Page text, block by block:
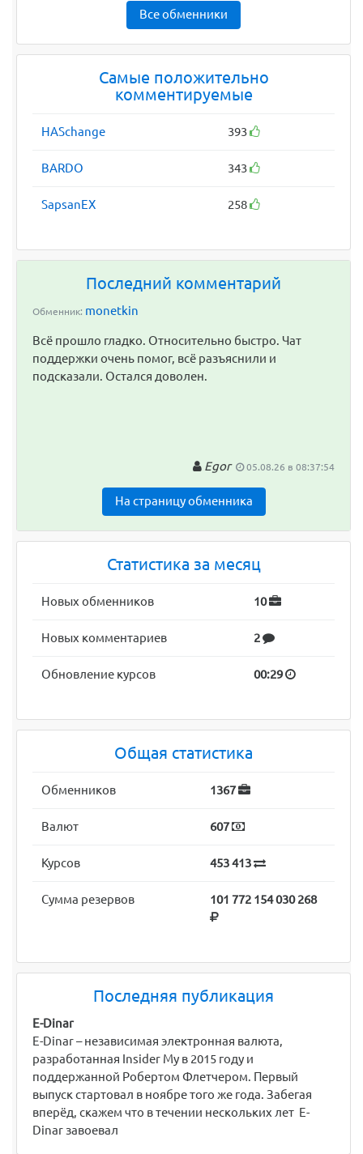
Все обменники
Самые положительно
комментируемые
HASchange 393
BARDO 343
SapsanEX 258
Последний комментарий
Обменник: monetkin
Всё прошло гладко. Относительно быстро. Чат
поддержки очень помог, всё разъяснили и
подсказали. Остался доволен.
Egor 05.08.26 в 08:37:54
На страницу обменника
Статистика за месяц
Новых обменников 10
Новых комментариев 2
Обновление курсов 00:29
Общая статистика
Обменников 1367
Валют 607
Курсов 453 413
Сумма резервов 101 772 154 030 268
Последняя публикация
E-Dinar
E-Dinar – независимая электронная валюта,
разработанная Insider My в 2015 году и
поддержанной Робертом Флетчером. Первый
выпуск стартовал в ноябре того же года. Забегая
вперёд, скажем что в течении нескольких лет E-
Dinar завоевал